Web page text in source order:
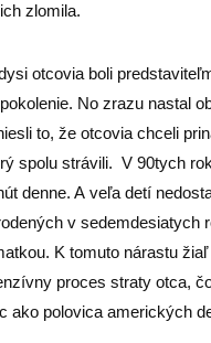
zlomila.
otcovia boli
No zrazu nastal
to, že otcovia chceli
spolu strávili. V 90tych
denne. A veľa detí
v sedemdesiatych
K tomuto nárastu
proces straty otca,
ako polovica amerických